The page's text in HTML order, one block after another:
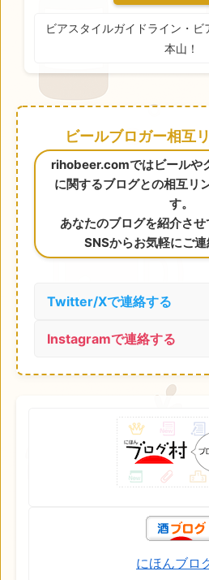
ビアスタイルガイドライン・
本山！
ビールブロガー相互
rihobeer.comではビールや
に関するブログとの相互リ
す。
あなたのブログを紹介さ
SNSからお気軽にご連
Twitter/Xで連絡する
Instagramで連絡する
にほんブロ